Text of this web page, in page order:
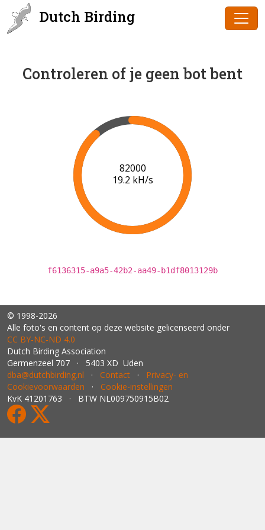
Dutch Birding
Controleren of je geen bot bent
84000
19.2 kH/s
f6136315-a9a5-42b2-aa49-b1df8013129b
© 1998-2026
Alle foto's en content op deze website gelicenseerd onder
CC BY‑NC‑ND 4.0
Dutch Birding Association
Germenzeel 707 · 5403 XD Uden
dba@dutchbirding.nl · Contact · Privacy- en
Cookievoorwaarden · Cookie-instellingen
KvK 41201763 · BTW NL009750915B02